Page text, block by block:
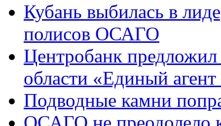
Кубань выбилась в
полисов ОСАГО
Центробанк
области «Единый
Подводные камни